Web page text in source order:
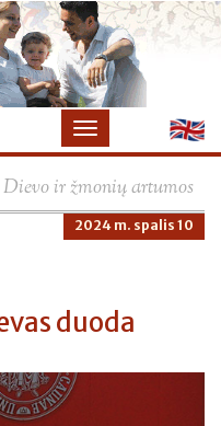
ir žmonių artumos
2024 m. spalis 10
duoda